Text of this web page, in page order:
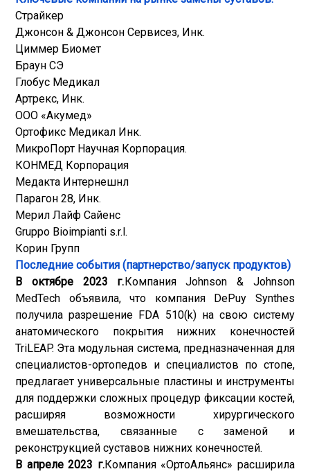
Страйкер
Джонсон & Джонсон Сервисез, Инк.
Циммер Биомет
Браун СЭ
Глобус Медикал
Артрекс, Инк.
ООО «Акумед»
Ортофикс Медикал Инк.
МикроПорт Научная Корпорация.
КОНМЕД Корпорация
Медакта Интернешнл
Парагон 28, Инк.
Мерил Лайф Сайенс
Gruppo Bioimpianti s.r.l.
Корин Групп
Последние события (партнерство/запуск продуктов)
В октябре 2023 г.Компания Johnson & Johnson
MedTech объявила, что компания DePuy Synthes
получила разрешение FDA 510(k) на свою систему
анатомического покрытия нижних конечностей
TriLEAP. Эта модульная система, предназначенная для
специалистов-ортопедов и специалистов по стопе,
предлагает универсальные пластины и инструменты
для поддержки сложных процедур фиксации костей,
расширяя возможности хирургического
вмешательства, связанные с заменой и
реконструкцией суставов нижних конечностей.
В апреле 2023 г.Компания «ОртоАльянс» расширила